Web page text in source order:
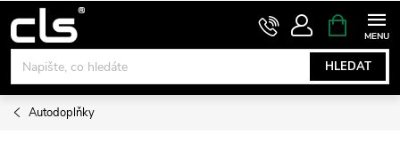
na
obsah
HLEDAT
NÁKUPNÍ
KOŠÍK
Autodoplňky